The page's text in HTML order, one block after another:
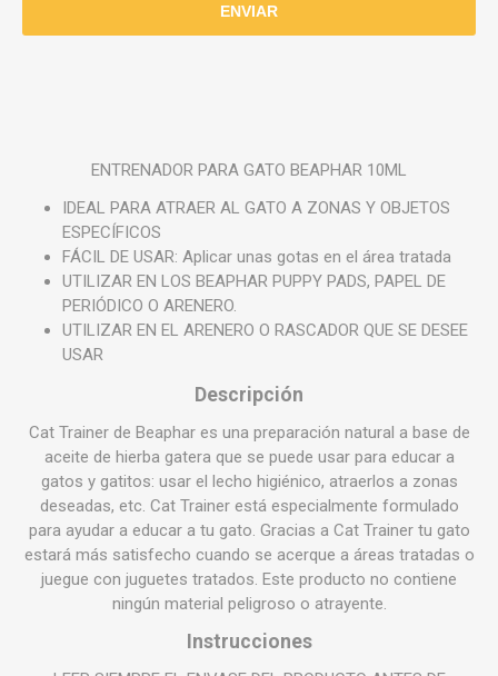
ENTRENADOR PARA GATO BEAPHAR 10ML
IDEAL PARA ATRAER AL GATO A ZONAS Y OBJETOS
ESPECÍFICOS
FÁCIL DE USAR: Aplicar unas gotas en el área tratada
UTILIZAR EN LOS BEAPHAR PUPPY PADS, PAPEL DE
PERIÓDICO O ARENERO.
UTILIZAR EN EL ARENERO O RASCADOR QUE SE DESEE
USAR
Descripción
Cat Trainer de Beaphar es una preparación natural a base de
aceite de hierba gatera que se puede usar para educar a
gatos y gatitos: usar el lecho higiénico, atraerlos a zonas
deseadas, etc. Cat Trainer está especialmente formulado
para ayudar a educar a tu gato. Gracias a Cat Trainer tu gato
estará más satisfecho cuando se acerque a áreas tratadas o
juegue con juguetes tratados. Este producto no contiene
ningún material peligroso o atrayente.
Instrucciones